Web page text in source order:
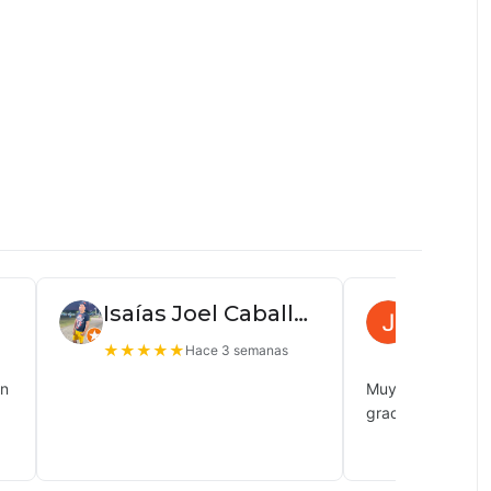
Isaías Joel Caballero
★★★★★ Hace 3 semanas
Muy buena
gracias